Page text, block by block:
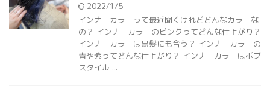
2022/1/5
インナーカラーって最近聞くけれどどんなカラーな
の？ インナーカラーのピンクってどんな仕上がり？
インナーカラーは黒髪にも合う？ インナーカラーの
青や紫ってどんな仕上がり？ インナーカラーはボブ
スタイル ...